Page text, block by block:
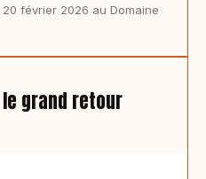
20 février 2026 au Domaine
le grand retour